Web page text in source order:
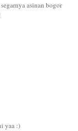
asinan bogor
yaa :)